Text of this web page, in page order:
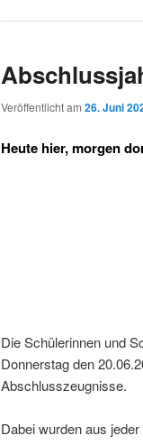
Veröffentlicht am 26. Juni
Heute hier, morgen
Die Schülerinnen und
Donnerstag den
Abschlusszeugnisse.
Dabei wurden aus